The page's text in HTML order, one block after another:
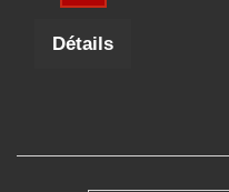
Détails